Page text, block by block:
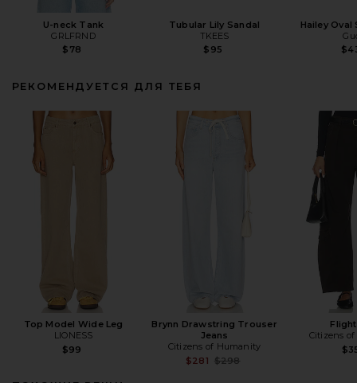
U-neck Tank
GRLFRND
$78
Tubular Lily Sandal
TKEES
$95
Hailey
РЕКОМЕНДУЕТСЯ ДЛЯ ТЕБЯ
Top Model Wide Leg
LIONESS
$99
Brynn Drawstring Trouser
Jeans
Citizens of Humanity
$281 Previous price:
$298
Citizens